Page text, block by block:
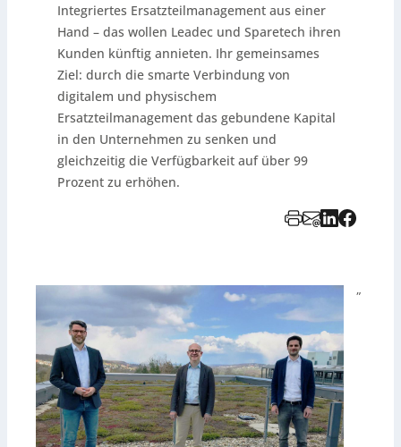
Integriertes Ersatzteilmanagement aus einer
Hand – das wollen Leadec und Sparetech ihren
Kunden künftig annieten. Ihr gemeinsames
Ziel: durch die smarte Verbindung von
digitalem und physischem
Ersatzteilmanagement das gebundene Kapital
in den Unternehmen zu senken und
gleichzeitig die Verfügbarkeit auf über 99
Prozent zu erhöhen.
„